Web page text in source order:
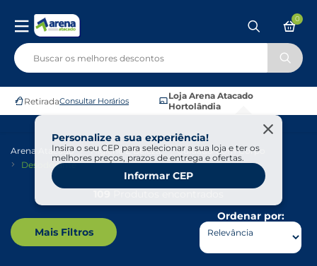
RetiradaConsultar Horários
Loja Arena Atacado
Hortolândia
Personalize a sua experiência!
Insira o seu CEP para selecionar a sua loja e ter os
melhores preços, prazos de entrega e ofertas.
Informar CEP
0
Arena Atacado Higiene E Beleza
Cuidado Com Corpo
Desodorante
Mais Filtros
Ordenar por: